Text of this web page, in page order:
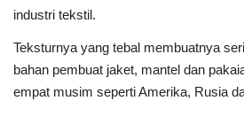
industri tekstil.
Teksturnya yang tebal membuatnya
bahan pembuat jaket, mantel dan
empat musim seperti Amerika, Rusia